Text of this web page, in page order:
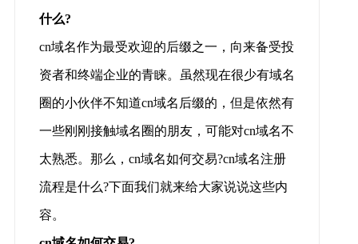
什么?
cn域名作为最受欢迎的后缀之一，向来备受投
资者和终端企业的青睐。虽然现在很少有域名
圈的小伙伴不知道cn域名后缀的，但是依然有
一些刚刚接触域名圈的朋友，可能对cn域名不
太熟悉。那么，cn域名如何交易?cn域名注册
流程是什么?下面我们就来给大家说说这些内
容。